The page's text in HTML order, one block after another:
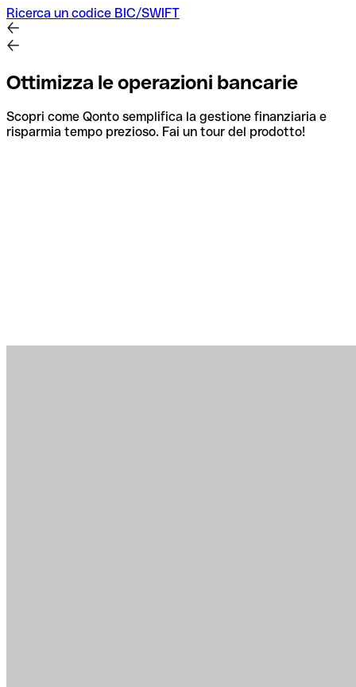
Ricerca un codice BIC/SWIFT
Ottimizza le operazioni bancarie
Scopri come Qonto semplifica la gestione finanziaria e
risparmia tempo prezioso. Fai un tour del prodotto!